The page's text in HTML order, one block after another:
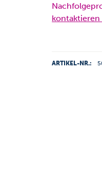
kontaktieren
ARTIKEL-NR.: